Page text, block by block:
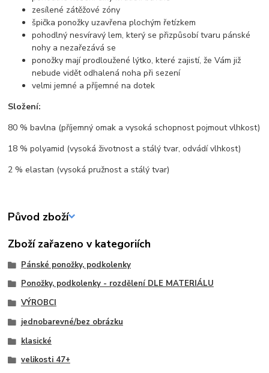
zesílené zátěžové zóny
špička ponožky uzavřena plochým řetízkem
pohodlný nesvíravý lem, který se přizpůsobí tvaru pánské
nohy a nezařezává se
ponožky mají prodloužené lýtko, které zajistí, že Vám již
nebude vidět odhalená noha při sezení
velmi jemné a příjemné na dotek
Složení:
80 % bavlna (příjemný omak a vysoká schopnost pojmout vlhkost)
18 % polyamid (vysoká životnost a stálý tvar, odvádí vlhkost)
2 % elastan (vysoká pružnost a stálý tvar)
Původ zboží
Zboží zařazeno v kategoriích
Pánské ponožky, podkolenky
Ponožky, podkolenky - rozdělení DLE MATERIÁLU
VÝROBCI
jednobarevné/bez obrázku
klasické
velikosti 47+